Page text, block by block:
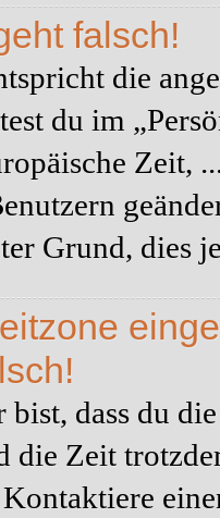
falsch!
die
du im
Zeit,
Grund, dies
bist, dass du
die Zeit